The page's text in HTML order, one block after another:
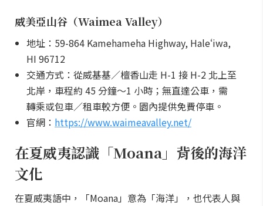
威美亞山谷（Waimea Valley）
地址：59-864 Kamehameha Highway, Haleʻiwa,
HI 96712
交通方式：從威基基／檀香山走 H-1 接 H-2 北上至
北岸，車程約 45 分鐘～1 小時；無直達公車，需
轉乘或包車／租車較方便。園內提供免費停車。
官網： https://www.waimeavalley.net/
在夏威夷認識「Moana」背後的海洋
文化
在夏威夷語中，「Moana」意為「海洋」，也代表人與